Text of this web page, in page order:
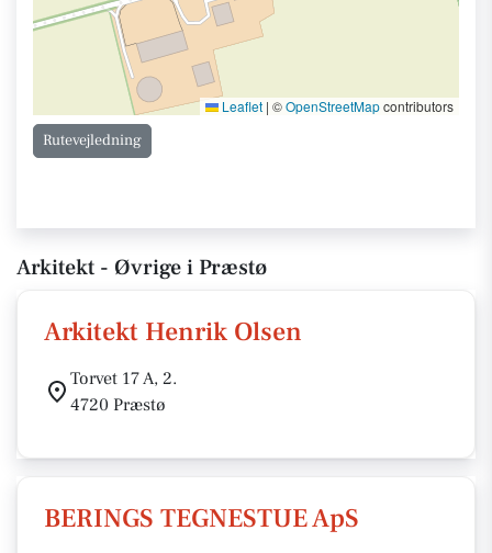
Leaflet | ©OpenStreetMapcontributors
Rutevejledning
Arkitekt - Øvrige i Præstø
Arkitekt Henrik Olsen
Torvet 17 A, 2.
4720 Præstø
BERINGS TEGNESTUE ApS